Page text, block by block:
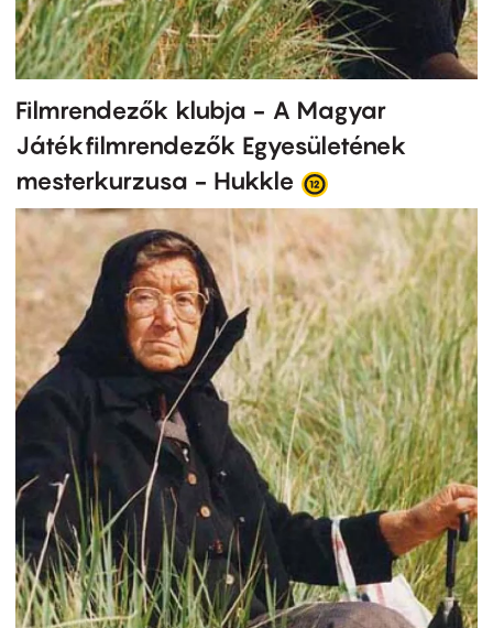
Filmrendezők klubja - A Magyar
Játékfilmrendezők Egyesületének
mesterkurzusa - Hukkle